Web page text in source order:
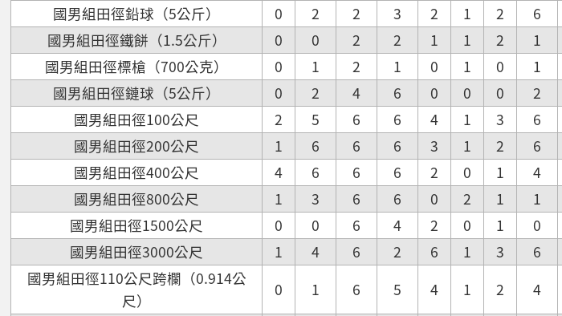
國男組田徑鉛球（5公斤）
0 2 2 3 2 1 2 6
國男組田徑鐵餅（1.5公斤）
0 0 2 2 1 1 2 1
國男組田徑標槍（700公克）
0 1 2 1 0 1 0 1
國男組田徑鏈球（5公斤）
0 2 4 6 0 0 0 2
國男組田徑100公尺
2 5 6 6 4 1 3 6
國男組田徑200公尺
1 6 6 6 3 1 2 6
國男組田徑400公尺
4 6 6 6 2 0 1 4
國男組田徑800公尺
1 3 6 6 0 2 1 1
國男組田徑1500公尺
0 0 6 4 2 0 1 0
國男組田徑3000公尺
1 4 6 2 6 1 3 6
國男組田徑110公尺跨欄（0.914公
尺）
0 1 6 5 4 1 2 4